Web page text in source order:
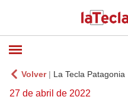
Volver| La Tecla Patagonia
27 de abril de 2022